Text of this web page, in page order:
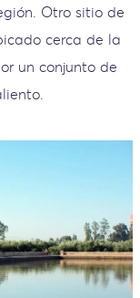
Otro sitio de
cerca de la
un conjunto de